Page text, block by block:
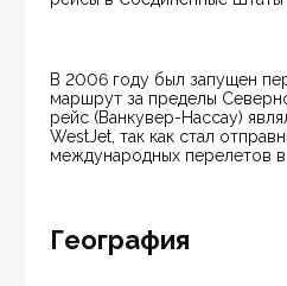
В 2006 году был запущен
маршрут за пределы
рейс (Ванкувер-Нассау)
WestJet, так как стал
международных перелетов в
География